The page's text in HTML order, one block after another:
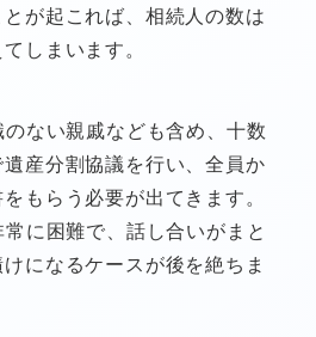
が起これば、相続人の数は
しまいます。
ない親戚なども含め、十数
産分割協議を行い、全員か
もらう必要が出てきます。
に困難で、話し合いがまと
になるケースが後を絶ちま